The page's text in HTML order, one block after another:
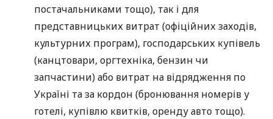
постачальниками тощо), так і для
представницьких витрат (офіційних заходів,
культурних програм), господарських купівель
(канцтовари, оргтехніка, бензин чи
запчастини) або витрат на відрядження по
Україні та за кордон (бронювання номерів у
готелі, купівлю квитків, оренду авто тощо).